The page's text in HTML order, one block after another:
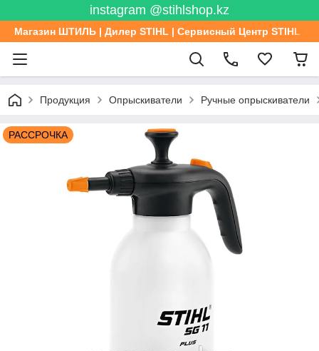
instagram @stihlshop.kz
Магазин ШТИЛЬ | Дилер STIHL | Сервисный Центр STIHL
Продукция Опрыскиватели Ручные опрыскиватели
РАССРОЧКА